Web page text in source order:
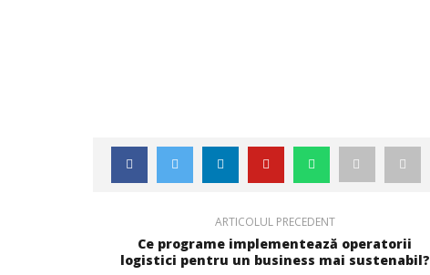
ARTICOLUL PRECEDENT
Ce programe implementează operatorii
logistici pentru un business mai sustenabil?